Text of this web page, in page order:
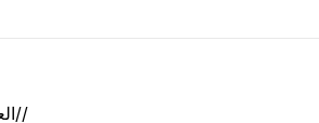
العاملات في القطاع الفلاحي//حقوق النساء//العنف المبني على النوع الإجتماعي//الفئات المهمشة//المجتمع المدني//صنع القرار//